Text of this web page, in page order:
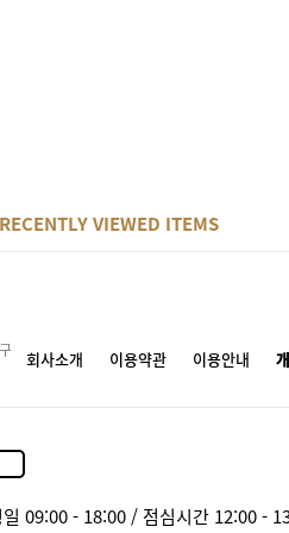
RECENTLY VIEWED ITEMS
회사소개 이용약관 이용안내
일 09:00 - 18:00 / 점심시간 12:00 -